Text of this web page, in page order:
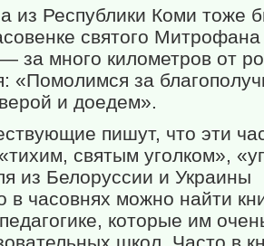
из Республики Коми тоже
святого Митрофана
за много километров от
«Помолимся за
и доедем».
пишут, что эти
святым уголком»,
из Белоруссии и Украины
в часовнях можно найти
которые им